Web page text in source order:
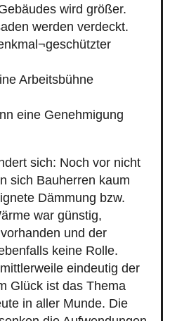
wird größer.
werden verdeckt.
Arbeitsbühne
eine Genehmigung
sich: Noch vor nicht
sich Bauherren kaum
Dämmung bzw.
war günstig,
und der
keine Rolle.
eindeutig der
Glück ist das Thema
in aller Munde. Die